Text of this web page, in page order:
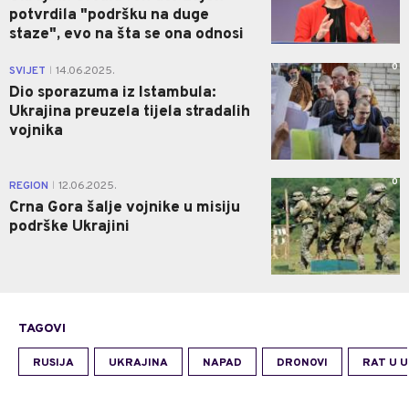
potvrdila "podršku na duge
staze", evo na šta se ona odnosi
SVIJET 14.06.2025.
Dio sporazuma iz Istambula:
Ukrajina preuzela tijela stradalih
vojnika
0
REGION 12.06.2025.
Crna Gora šalje vojnike u misiju
podrške Ukrajini
0
TAGOVI
RUSIJA UKRAJINA NAPAD DRONOVI RAT U